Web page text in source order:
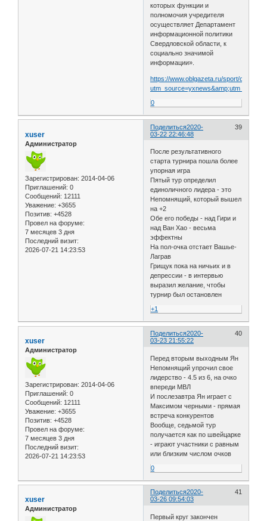
которых функции и
полномочия учредителя
осуществляет Департамент
информационной политики
Свердловской области, к
социально значимой
информации».
https://www.oblgazeta.ru/sport/chess/
0
Поделиться 39
2020-
03-22 22:46:48
xuser
Администратор
Зарегистрирован: 2014-04-06
Приглашений: 0
Сообщений: 12111
Уважение: +3655
Позитив: +4528
Провел на форуме:
7 месяцев 3 дня
Последний визит:
2026-07-21 14:23:53
После результативного
старта турнира пошла более
упорная игра
Пятый тур определил
единоличного лидера - это
Непомнящий, который вышел
на +2
Обе его победы - над Гири и
над Ван Хао - весьма
эффектны
На пол-очка отстает Вашье-
Лаграв
Грищук пока на ничьих и в
депрессии - в интервью
выразил желание, чтобы
турнир был остановлен
+1
Поделиться 40
2020-
03-23 21:55:22
xuser
Администратор
Зарегистрирован: 2014-04-06
Приглашений: 0
Сообщений: 12111
Уважение: +3655
Позитив: +4528
Провел на форуме:
7 месяцев 3 дня
Последний визит:
2026-07-21 14:23:53
Перед вторым выходным Ян
Непомнящий упрочил свое
лидерство - 4.5 из 6, на очко
впереди МВЛ
И послезавтра Ян играет с
Максимом черными - прямая
встреча конкурентов
Вообще, седьмой тур
получается как по швейцарке
- играют участники с равным
или близким числом очков
0
Поделиться 41
2020-
03-26 09:54:03
xuser
Администратор
Первый круг закончен